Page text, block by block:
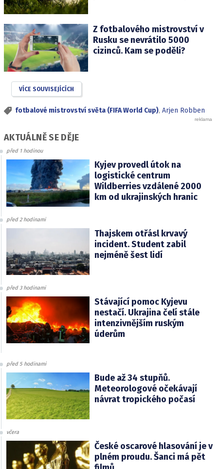
Z fotbalového mistrovství v
Rusku se nevrátilo 5000
cizinců. Kam se poděli?
VÍCE SOUVISEJÍCÍCH
fotbalové mistrovství světa (FIFA World Cup), Arjen Robben
AKTUÁLNĚ SE DĚJE
před 1 hodinou
Kyjev provedl útok na
logistické centrum
Wildberries vzdálené 2000
km od ukrajinských hranic
před 2 hodinami
Thajskem otřásl krvavý
incident. Student zabil
nejméně šest lidí
před 3 hodinami
Stávající pomoc Kyjevu
nestačí. Ukrajina čelí stále
intenzivnějším ruským
úderům
před 5 hodinami
Bude až 34 stupňů.
Meteorologové očekávají
návrat tropického počasí
včera
České oscarové hlasování je v
plném proudu. Šanci má pět